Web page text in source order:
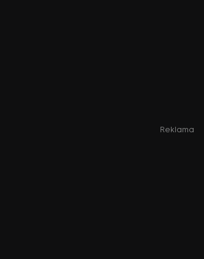
Reklama